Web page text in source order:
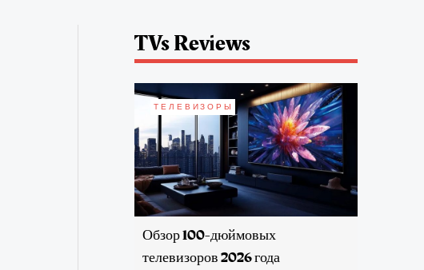
TVs Reviews
ТЕЛЕВИЗОРЫ
Обзор 100-дюймовых
телевизоров 2026 года